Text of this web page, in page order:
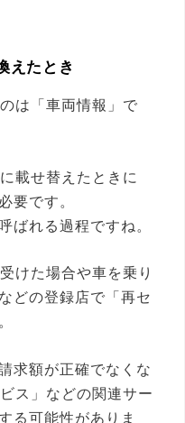
えたとき
は「車両情報」で
載せ替えたときに
要です。
ばれる過程ですね。
けた場合や車を乗り
どの登録店で「再セ
求額が正確でなくな
ス」などの関連サー
る可能性がありま